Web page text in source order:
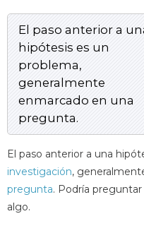
El paso anterior a
hipótesis es un
problema,
generalmente
enmarcado en una
pregunta.
El paso anterior a una
investigación,
pregunta. Podría
algo.